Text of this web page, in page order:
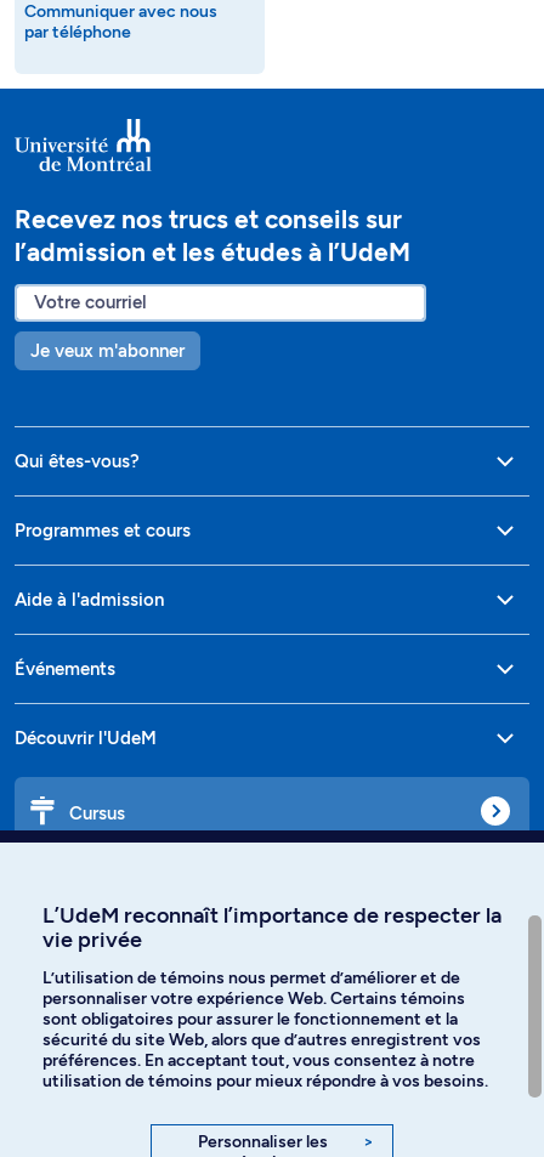
Communiquer avec nous
par téléphone
Recevez nos trucs et conseils sur
l’admission et les études à l’UdeM
Je veux m'abonner
Qui êtes-vous?
Programmes et cours
Aide à l'admission
Événements
Découvrir l'UdeM
Cursus
Langues
Facebook Instagram
YouTube
L’UdeM reconnaît l’importance de respecter la
vie privée
L’utilisation de témoins nous permet d’améliorer et de
personnaliser votre expérience Web. Certains témoins
sont obligatoires pour assurer le fonctionnement et la
sécurité du site Web, alors que d’autres enregistrent vos
préférences. En acceptant tout, vous consentez à notre
utilisation de témoins pour mieux répondre à vos besoins.
Personnaliser les
>